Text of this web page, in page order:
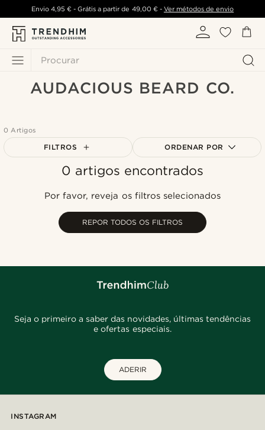
Procurar
Envio 4,95 €- Grátis a partir de 49,00 €- Ver métodos de envio
AUDACIOUS BEARD CO.
0 Artigos
FILTROS ORDENAR POR
Mais vendidos
Preço mais alto
0 artigos encontrados
Por favor, reveja os filtros selecionados
REPOR TODOS OS FILTROS
Seja o primeiro a saber das novidades, últimas tendências
e ofertas especiais.
ADERIR
INSTAGRAM